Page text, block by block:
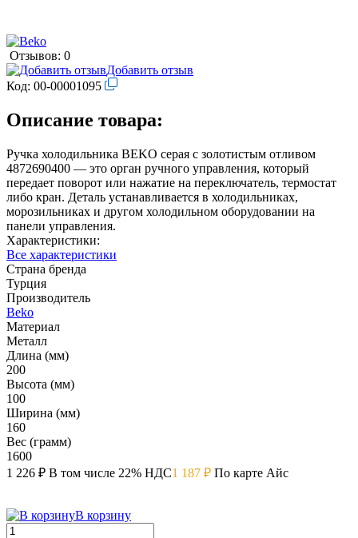
Отзывов: 0
Добавить отзыв
Код: 00-00001095
Описание товара:
Ручка холодильника BEKO серая с золотистым отливом
4872690400 — это орган ручного управления, который
передает поворот или нажатие на переключатель, термостат
либо кран. Деталь устанавливается в холодильниках,
морозильниках и другом холодильном оборудовании на
панели управления.
Характеристики:
Все характеристики
Страна бренда
Турция
Производитель
Beko
Материал
Металл
Длина (мм)
200
Высота (мм)
100
Ширина (мм)
160
Вес (грамм)
1600
1 226 ₽ В том числе 22% НДС1 187 ₽ По карте Айс
В корзину